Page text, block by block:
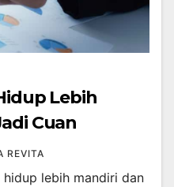
Lebih
Cuan
REVITA
lеbіh mаndіrі dаn